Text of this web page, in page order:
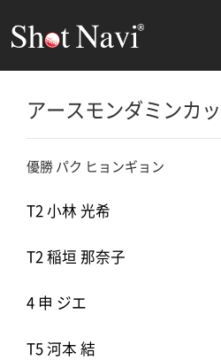
アースモンダミンカ
優勝 パク ヒョンギョン
T2 小林 光希
T2 稲垣 那奈子
4 申 ジエ
T5 河本 結